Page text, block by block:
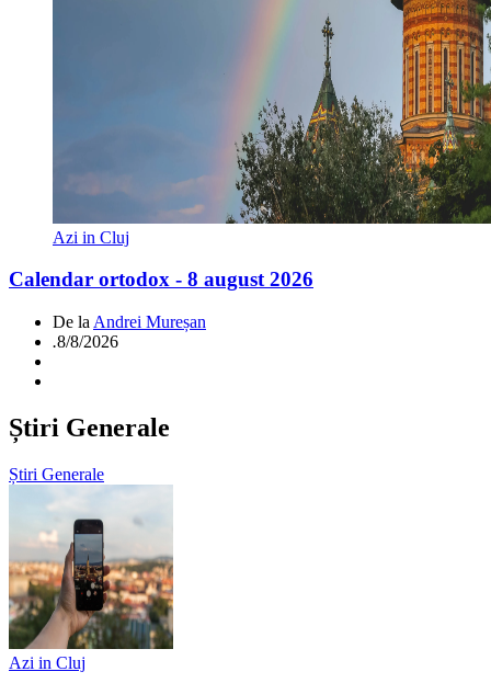
Azi in Cluj
Calendar ortodox - 8 august 2026
De la Andrei Mureșan
.8/8/2026
Știri Generale
Știri Generale
Azi in Cluj